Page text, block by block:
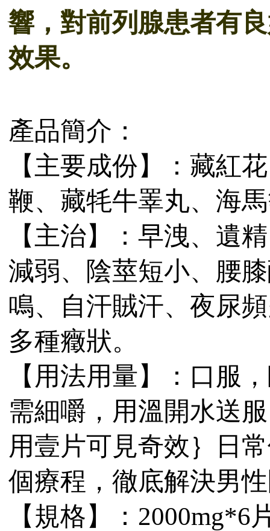
響，對前列腺患者有
效果。
產品簡介：
【主要成份】：藏紅
鞭、藏牦牛睪丸、海
【主治】：早洩、遺
減弱、陰莖短小、腰
鳴、自汗賊汗、夜尿
多種癥狀。
【用法用量】：口服
需細嚼，用溫開水送
用壹片可見奇效｝日
個療程，徹底解決男
【規格】：2000mg*6